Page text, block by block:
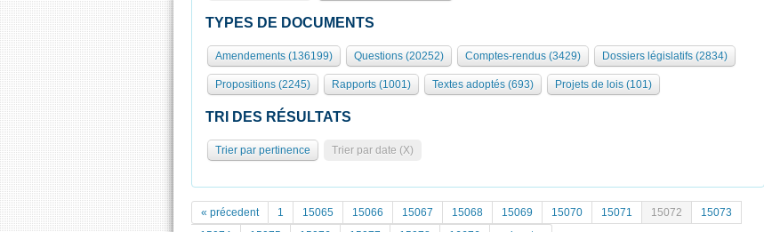
TYPES DE DOCUMENTS
Amendements (136199) Questions (20252) Comptes-rendus (3429) Dossiers législatifs (2834)
Propositions (2245) Rapports (1001) Textes adoptés (693) Projets de lois (101)
TRI DES RÉSULTATS
Trier par pertinence Trier par date (X)
« précedent 1 15065 15066 15067 15068 15069 15070 15071 15072
15073